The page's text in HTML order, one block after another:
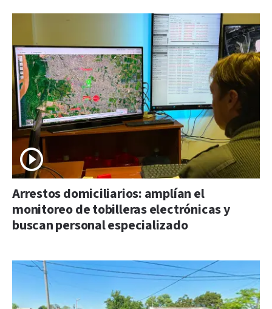
Arrestos domiciliarios: amplían el
monitoreo de tobilleras electrónicas y
buscan personal especializado